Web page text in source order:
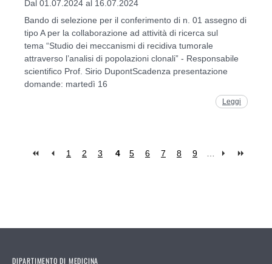
Dal 01.07.2024 al 16.07.2024
Bando di selezione per il conferimento di n. 01 assegno di
tipo A per la collaborazione ad attività di ricerca sul
tema “Studio dei meccanismi di recidiva tumorale
attraverso l’analisi di popolazioni clonali” - Responsabile
scientifico Prof. Sirio DupontScadenza presentazione
domande: martedì 16
Leggi
1 2 3 4 5 6 7 8 9
DIPARTIMENTO DI MEDICINA